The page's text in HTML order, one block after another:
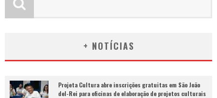
+ NOTÍCIAS
Projeta Cultura abre inscrições gratuitas em São João
del-Rei para oficinas de elaboração de projetos culturais